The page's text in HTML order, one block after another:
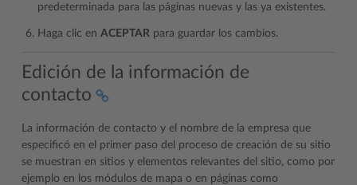
predeterminada para las páginas nuevas y las ya existentes.
Haga clic en ACEPTAR para guardar los cambios.
Edición de la información de
contacto
La información de contacto y el nombre de la empresa que
especificó en el primer paso del proceso de creación de su sitio
se muestran en sitios y elementos relevantes del sitio, como por
ejemplo en los módulos de mapa o en páginas como